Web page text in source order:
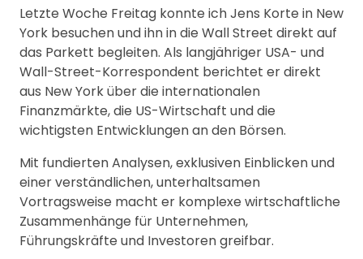
Letzte Woche Freitag konnte ich Jens Korte in New
York besuchen und ihn in die Wall Street direkt auf
das Parkett begleiten. Als langjähriger USA- und
Wall-Street-Korrespondent berichtet er direkt
aus New York über die internationalen
Finanzmärkte, die US-Wirtschaft und die
wichtigsten Entwicklungen an den Börsen.
Mit fundierten Analysen, exklusiven Einblicken und
einer verständlichen, unterhaltsamen
Vortragsweise macht er komplexe wirtschaftliche
Zusammenhänge für Unternehmen,
Führungskräfte und Investoren greifbar.